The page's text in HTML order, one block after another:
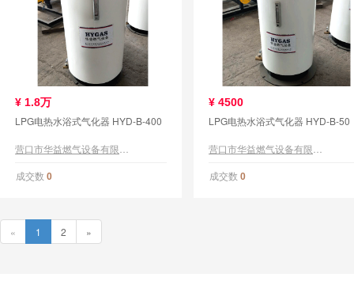
¥ 1.8万
LPG电热水浴式气化器 HYD-B-400
成交数 0
¥ 4500
LPG电热水浴式气化器 HYD-B-50
成交数 0
« 1 2 »